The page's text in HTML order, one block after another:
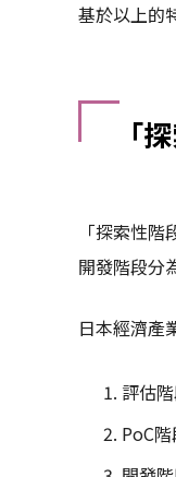
基於以上的
「
「探索性
開發階段分
日本經濟產
評估
PoC